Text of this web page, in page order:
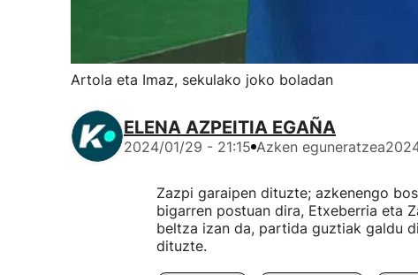
Artola eta Imaz, sekulako joko boladan
ELENA AZPEITIA EGAÑA
2024/01/29 - 21:15 Azken eguneratzea
Zazpi garaipen dituzte; azkenengo
bigarren postuan dira, Etxeberria eta
beltza izan da, partida guztiak galdu
dituzte.